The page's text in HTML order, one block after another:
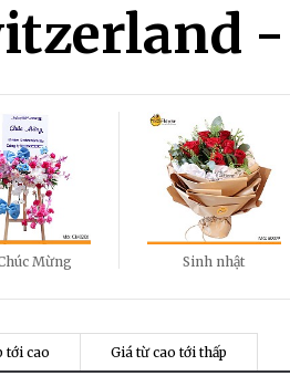
Mừng Sinh nhật
tới cao Giá từ cao tới thấp